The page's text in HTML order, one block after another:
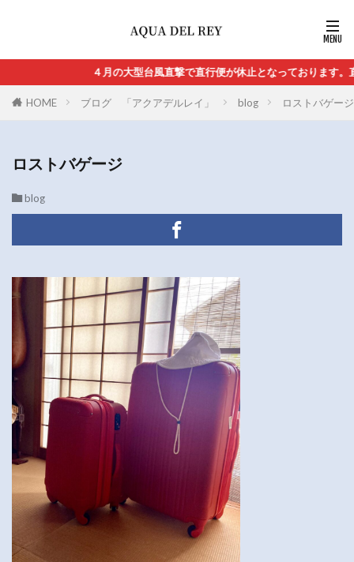
４月の大型台風直撃で直行便が休止となっております。
HOME ブログ 「アクアデルレイ」 blog ロストバゲージ
ロストバゲージ
blog